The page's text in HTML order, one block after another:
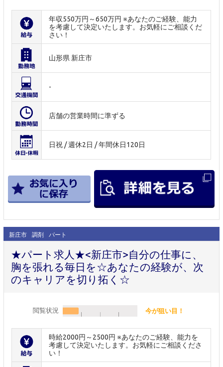
年収550万円～650万円 ※あなたのご経験、能力
を考慮して決定いたします。お気軽にご相談くだ
さい！
山形県 新庄市
-
店舗の営業時間に準ずる
日祝 / 週休2日 / 年間休日120日
新庄市 調剤 パート
★パート求人★<新庄市>自分の仕事に、
胸を張れる毎日を☆あなたの経験が、次
のキャリアを切り拓く☆
閲覧状況 今が狙い目！
時給2000円～2500円 ※あなたのご経験、能力を
考慮して決定いたします。お気軽にご相談くださ
い！